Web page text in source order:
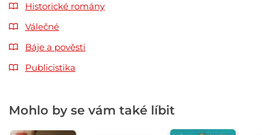
Historické romány
Válečné
Báje a pověsti
Publicistika
Mohlo by se vám také líbit